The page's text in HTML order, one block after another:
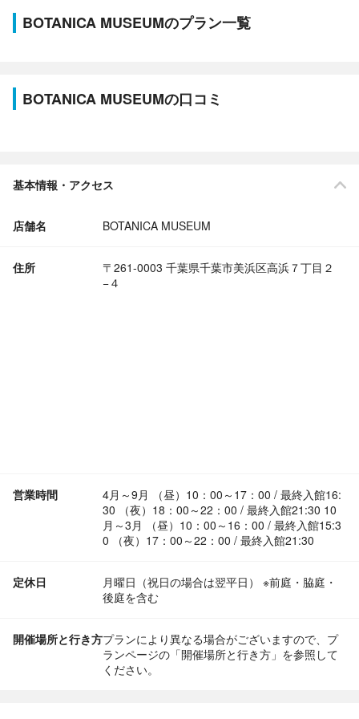
BOTANICA MUSEUMのプラン一覧
BOTANICA MUSEUMの口コミ
基本情報・アクセス
店舗名 BOTANICA MUSEUM
住所
〒261-0003 千葉県千葉市美浜区高浜７丁目２
−４
営業時間
4月～9月 （昼）10：00～17：00 / 最終入館16:
30 （夜）18：00～22：00 / 最終入館21:30 10
月～3月 （昼）10：00～16：00 / 最終入館15:3
0 （夜）17：00～22：00 / 最終入館21:30
定休日
月曜日（祝日の場合は翌平日） ※前庭・脇庭・
後庭を含む
開催場所と行き方プランにより異なる場合がございますので、プ
ランページの「開催場所と行き方」を参照して
ください。